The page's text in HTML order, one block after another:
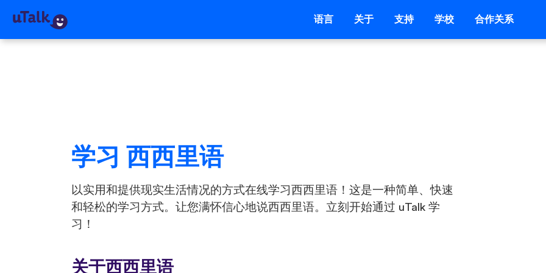
语言 关于 支持 学校 合作关系
学习 西西里语
以实用和提供现实生活情况的方式在线学习西西里语！这是一种简单、快速
和轻松的学习方式。让您满怀信心地说西西里语。立刻开始通过 uTalk 学
习！
关于西西里语